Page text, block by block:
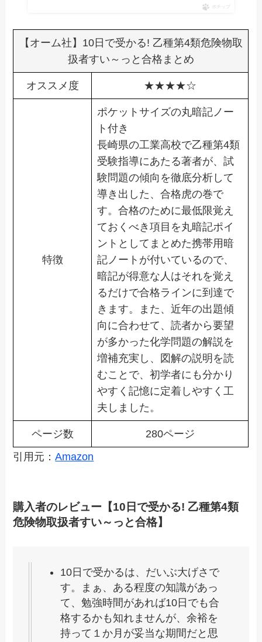
ポチップ
【オーム社】10日で受かる! 乙種第4類危険物取
扱者すい～っと合格まとめ
オススメ度 ★★★★☆
特徴
ポケットサイズの丸暗記ノー
ト付き
長崎県の工業高校で乙種第4類
受験指導にあたる著者が、試
験問題の傾向を徹底分析して
導き出した、合格虎の巻で
す。合格のために最低限覚え
ておくべき項目を丸暗記ポイ
ントとしてまとめた携帯用暗
記ノートが付いているので、
暗記が得意な人はそれを覚え
るだけで合格ラインに到達で
きます。また、近年の出題傾
向に合わせて、読者から要望
が多かった化学問題の解説を
増補充実し、図解の説明を読
むことで、初学者にも分かり
やすく記憶に定着しやすく工
夫しました。
ページ数
280ページ
引用元：Amazon
購入者のレビュー【10日で受かる! 乙種第4類
危険物取扱者すい～っと合格】
10日で受かるは、だいぶ大げさで
す。まぁ、ある程度の知識があっ
て、勉強時間があれば10日でも合
格するかも知れませんが、余裕を
持って１か月が妥当な期間だと思